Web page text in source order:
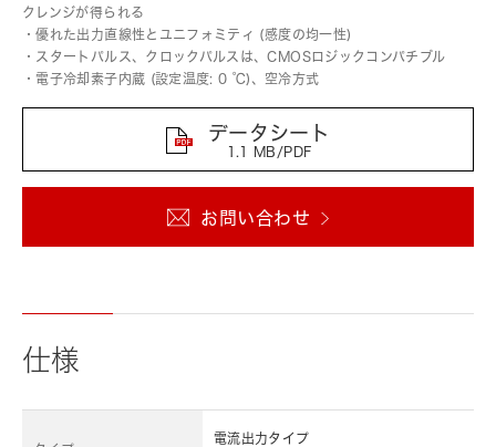
お問い合わせ
クレンジが得られる
・優れた出力直線性とユニフォミティ (感度の均一性)
・スタートパルス、クロックパルスは、CMOSロジックコンパチブル
・電子冷却素子内蔵 (設定温度: 0 ℃)、空冷方式
データシート
1.1 MB/PDF
仕様
電流出力タイプ